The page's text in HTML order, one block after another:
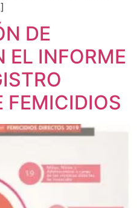
DE
EL INFORME
FEMICIDIOS